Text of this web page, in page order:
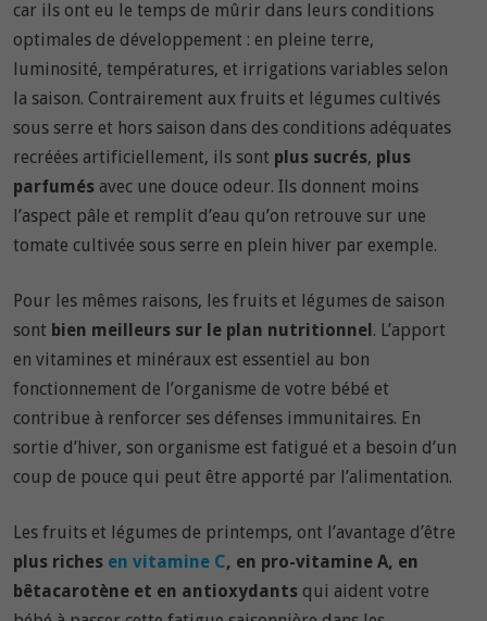
car ils ont eu le temps de mûrir dans leurs conditions
optimales de développement : en pleine terre,
luminosité, températures, et irrigations variables selon
la saison. Contrairement aux fruits et légumes cultivés
sous serre et hors saison dans des conditions adéquates
recréées artificiellement, ils sont plus sucrés, plus
parfumés avec une douce odeur. Ils donnent moins
l’aspect pâle et remplit d’eau qu’on retrouve sur une
tomate cultivée sous serre en plein hiver par exemple.
Pour les mêmes raisons, les fruits et légumes de saison
sont bien meilleurs sur le plan nutritionnel. L’apport
en vitamines et minéraux est essentiel au bon
fonctionnement de l’organisme de votre bébé et
contribue à renforcer ses défenses immunitaires. En
sortie d’hiver, son organisme est fatigué et a besoin d’un
coup de pouce qui peut être apporté par l’alimentation.
Les fruits et légumes de printemps, ont l’avantage d’être
plus riches en vitamine C, en pro-vitamine A, en
bêtacarotène et en antioxydants qui aident votre